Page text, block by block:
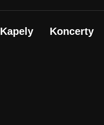
Kapely Koncerty